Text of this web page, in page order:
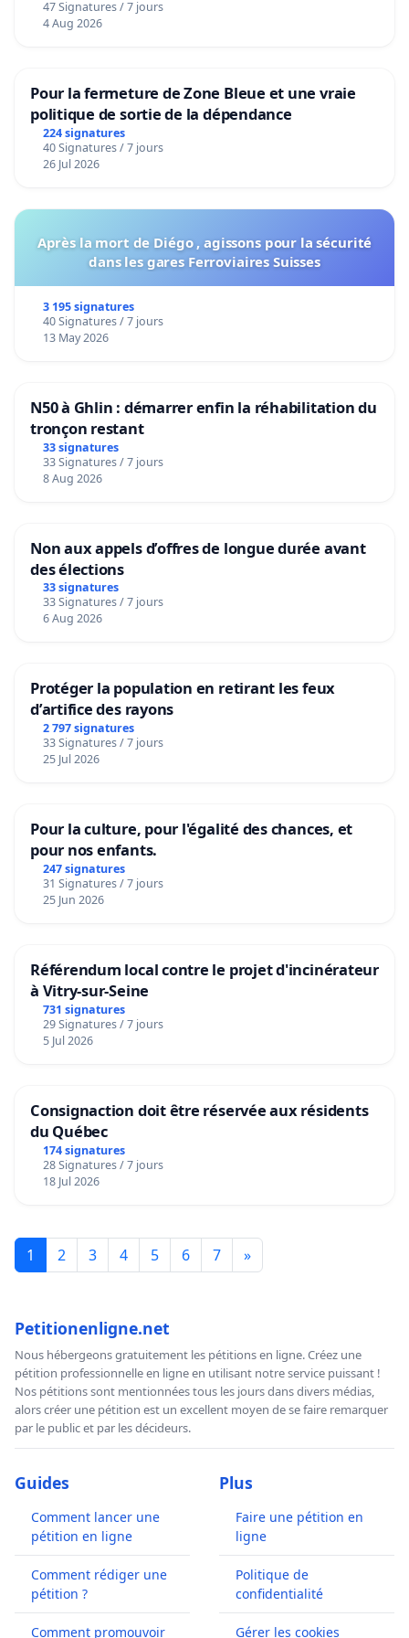
47 Signatures / 7 jours
4 Aug 2026
Pour la fermeture de Zone Bleue et une vraie
politique de sortie de la dépendance
224 signatures
40 Signatures / 7 jours
26 Jul 2026
Après la mort de Diégo , agissons pour la sécurité
dans les gares Ferroviaires Suisses
3 195 signatures
40 Signatures / 7 jours
13 May 2026
N50 à Ghlin : démarrer enfin la réhabilitation du
tronçon restant
33 signatures
33 Signatures / 7 jours
8 Aug 2026
Non aux appels d’offres de longue durée avant
des élections
33 signatures
33 Signatures / 7 jours
6 Aug 2026
Protéger la population en retirant les feux
d’artifice des rayons
2 797 signatures
33 Signatures / 7 jours
25 Jul 2026
Pour la culture, pour l'égalité des chances, et
pour nos enfants.
247 signatures
31 Signatures / 7 jours
25 Jun 2026
Référendum local contre le projet d'incinérateur
à Vitry-sur-Seine
731 signatures
29 Signatures / 7 jours
5 Jul 2026
Consignaction doit être réservée aux résidents
du Québec
174 signatures
28 Signatures / 7 jours
18 Jul 2026
1 2 3 4 5 6 7 »
Petitionenligne.net
Nous hébergeons gratuitement les pétitions en ligne. Créez une
pétition professionnelle en ligne en utilisant notre service puissant !
Nos pétitions sont mentionnées tous les jours dans divers médias,
alors créer une pétition est un excellent moyen de se faire remarquer
par le public et par les décideurs.
Guides
Comment lancer une
pétition en ligne
Comment rédiger une
pétition ?
Comment promouvoir
Plus
Faire une pétition en
ligne
Politique de
confidentialité
Gérer les cookies